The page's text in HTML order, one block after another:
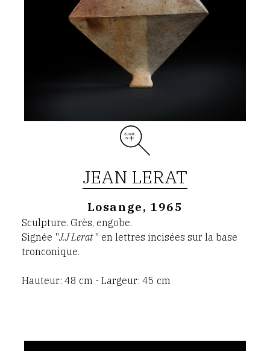
JEAN LERAT
Losange, 1965
Sculpture. Grès, engobe.
Signée "J.J Lerat" en lettres incisées sur la base
tronconique.
Hauteur: 48 cm - Largeur: 45 cm